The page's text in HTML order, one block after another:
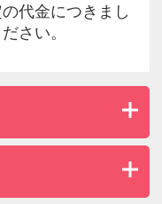
代金につきまし
さい。